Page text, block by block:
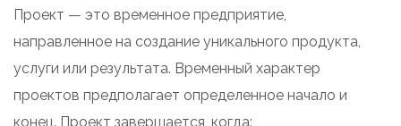
Проект — это временное предприятие,
направленное на создание уникального продукта,
услуги или результата. Временный характер
проектов предполагает определенное начало и
конец. Проект завершается, когда: